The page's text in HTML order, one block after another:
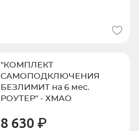
"КОМПЛЕКТ
САМОПОДКЛЮЧЕНИЯ
БЕЗЛИМИТ на 6 мес.
РОУТЕР" - ХМАО
8 630 ₽